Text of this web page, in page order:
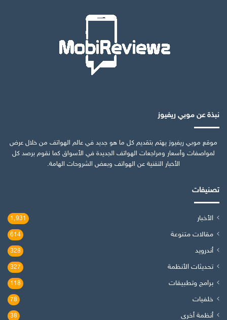
نبذة عن موبي ريفيوز
موقع موبي ريفيوز يهتم بتقديم كل ما هو جديد في عالم الهواتف من خلال عرض
لمواصفات وأسعار ومراجعات الهواتف الجديدة في الأسواق كما نقوم برصد كل
الأخبار التقنية عن الهواتف وبعض الشروحات الهامة.
تصنيفات
الأخبار 1٬931
مقالات متنوعة 614
أندرويد 328
تحديثات الأنظمة 327
برامج وتطبيقات 118
خلفيات 78
أنظمة أخرى 38